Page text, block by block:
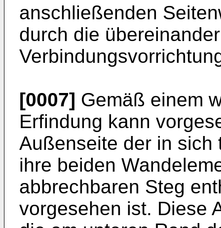
anschließenden
durch die
[0007] Gemäß einem
Erfindung kann
Außenseite der in sich
ihre beiden
abbrechbaren Steg
vorgesehen ist. Diese